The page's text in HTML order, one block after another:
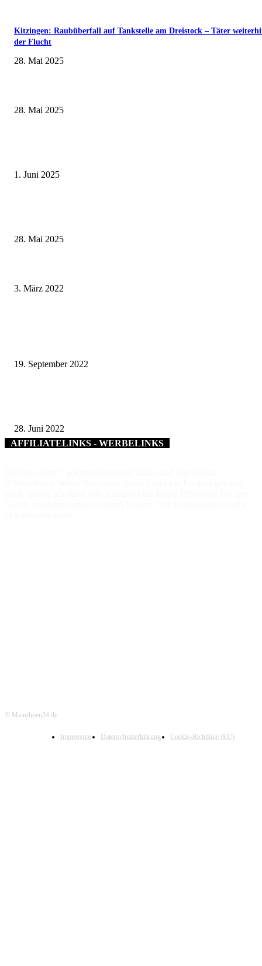
Kitzingen: Raubüberfall auf Tankstelle am Dreistock – Täter
der Flucht
28. Mai 2025
28. Mai 2025
1. Juni 2025
28. Mai 2025
3. März 2022
19. September 2022
28. Juni 2022
AFFILIATELINKS - WERBELINKS
© Mainrhoen24.de
Impressum Datenschutzerklärung Cookie-Richtlinie (EU)